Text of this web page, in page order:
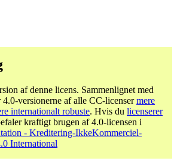
af denne licens. Sammenlignet med
versionerne af alle CC-licensermere
internationalt robuste. Hvis du licenserer
kraftigt brugen af ​​4.0-licensen i
- Kreditering-IkkeKommerciel-
International